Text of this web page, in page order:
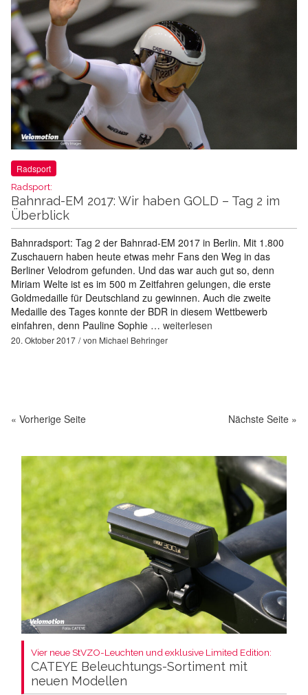
Radsport
Radsport:
Bahnrad-EM 2017: Wir haben GOLD – Tag 2 im
Überblick
Bahnradsport: Tag 2 der Bahnrad-EM 2017 in Berlin. Mit 1.800
Zuschauern haben heute etwas mehr Fans den Weg in das
Berliner Velodrom gefunden. Und das war auch gut so, denn
Miriam Welte ist es im 500 m Zeitfahren gelungen, die erste
Goldmedaille für Deutschland zu gewinnen. Auch die zweite
Medaille des Tages konnte der BDR in diesem Wettbewerb
einfahren, denn Pauline Sophie … weiterlesen
20. Oktober 2017 von Michael Behringer
« Vorherige Seite Nächste Seite »
Vier neue StVZO-Leuchten und exklusive Limited Edition:
CATEYE Beleuchtungs-Sortiment mit
neuen Modellen